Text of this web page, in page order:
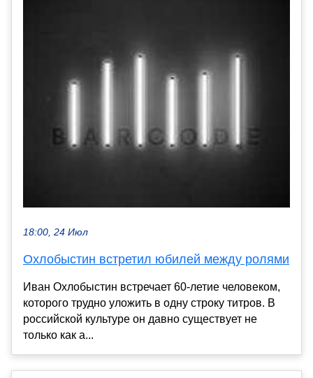
18:00, 24 Июл
Охлобыстин встретил юбилей между ролями
Иван Охлобыстин встречает 60-летие человеком,
которого трудно уложить в одну строку титров. В
российской культуре он давно существует не
только как а...